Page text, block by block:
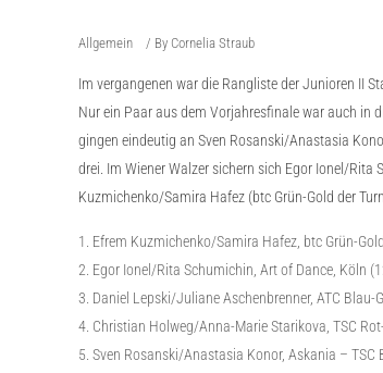
Allgemein By Cornelia Straub
Im vergangenen war die Rangliste der Junioren II
Nur ein Paar aus dem Vorjahresfinale war auch in
gingen eindeutig an Sven Rosanski/Anastasia
drei. Im Wiener Walzer sichern sich Egor Ionel/
Kuzmichenko/Samira Hafez (btc Grün-Gold der
Efrem Kuzmichenko/Samira Hafez, btc Grün-
Egor Ionel/Rita Schumichin, Art of Dance, Köln
Daniel Lepski/Juliane Aschenbrenner, ATC Blau-
Christian Holweg/Anna-Marie Starikova, TSC
Sven Rosanski/Anastasia Konor, Askania – TSC